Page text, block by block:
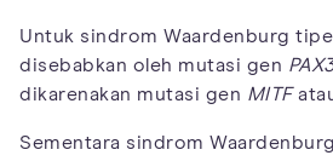
Untuk sindrom Waardenburg
disebabkan oleh mutasi gen
dikarenakan mutasi gen MITF
Sementara sindrom